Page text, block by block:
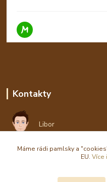
Kontakty
Libor
eshop(zavináč)waldi.cz
Máme rádi pamlsky a
EU. Více